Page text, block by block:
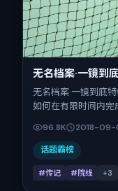
无名档案·一镜到
无名档案·一镜到底
如何在有限时间内完
张子枫、古天乐、
于 2018-09-09 起陆
映，片长116分钟。
96.8K 2018-09-
话题霸榜
#传记 #院线 +3